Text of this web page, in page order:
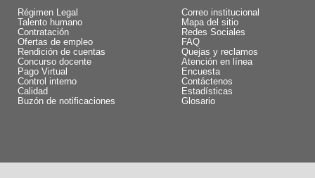
Régimen Legal
Talento humano
Contratación
Ofertas de empleo
Rendición de cuentas
Concurso docente
Pago Virtual
Control interno
Calidad
Buzón de notificaciones
Correo institucional
Mapa del sitio
Redes Sociales
FAQ
Quejas y reclamos
Atención en línea
Encuesta
Contáctenos
Estadísticas
Glosario